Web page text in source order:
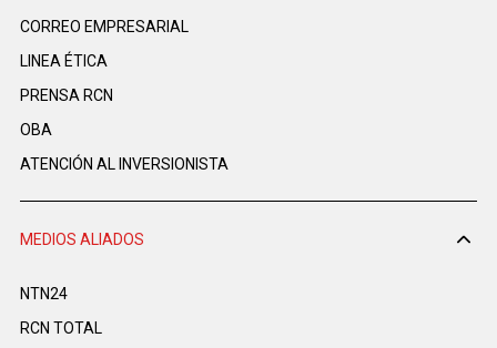
CORREO EMPRESARIAL
LINEA ÉTICA
PRENSA RCN
OBA
ATENCIÓN AL INVERSIONISTA
MEDIOS ALIADOS
NTN24
RCN TOTAL